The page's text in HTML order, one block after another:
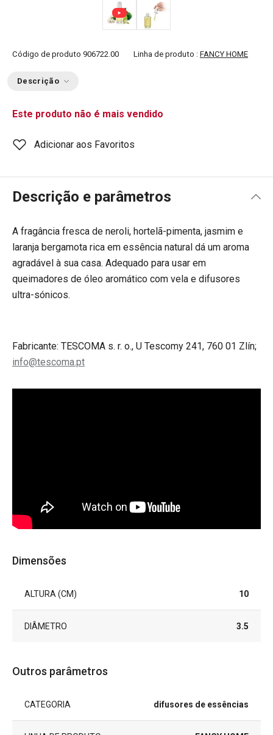
Código de produto 906722.00 Linha de produto : FANCY HOME
Descrição
Este produto não é mais vendido
Adicionar aos Favoritos
Descrição e parâmetros
A fragância fresca de neroli, hortelã-pimenta, jasmim e
laranja bergamota rica em essência natural dá um aroma
agradável à sua casa. Adequado para usar em
queimadores de óleo aromático com vela e difusores
ultra-sónicos.
Fabricante: TESCOMA s. r. o., U Tescomy 241, 760 01 Zlín;
info@tescoma.pt
Dimensões
ALTURA (CM) 10
DIÂMETRO 3.5
Outros parâmetros
CATEGORIA difusores de essências